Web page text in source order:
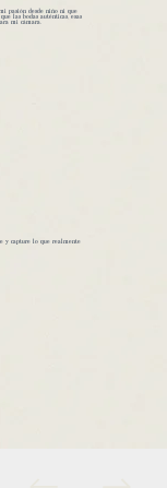
y capture lo que realmente
pasión desde niño ni que
las bodas auténticas, esas
mi cámara.